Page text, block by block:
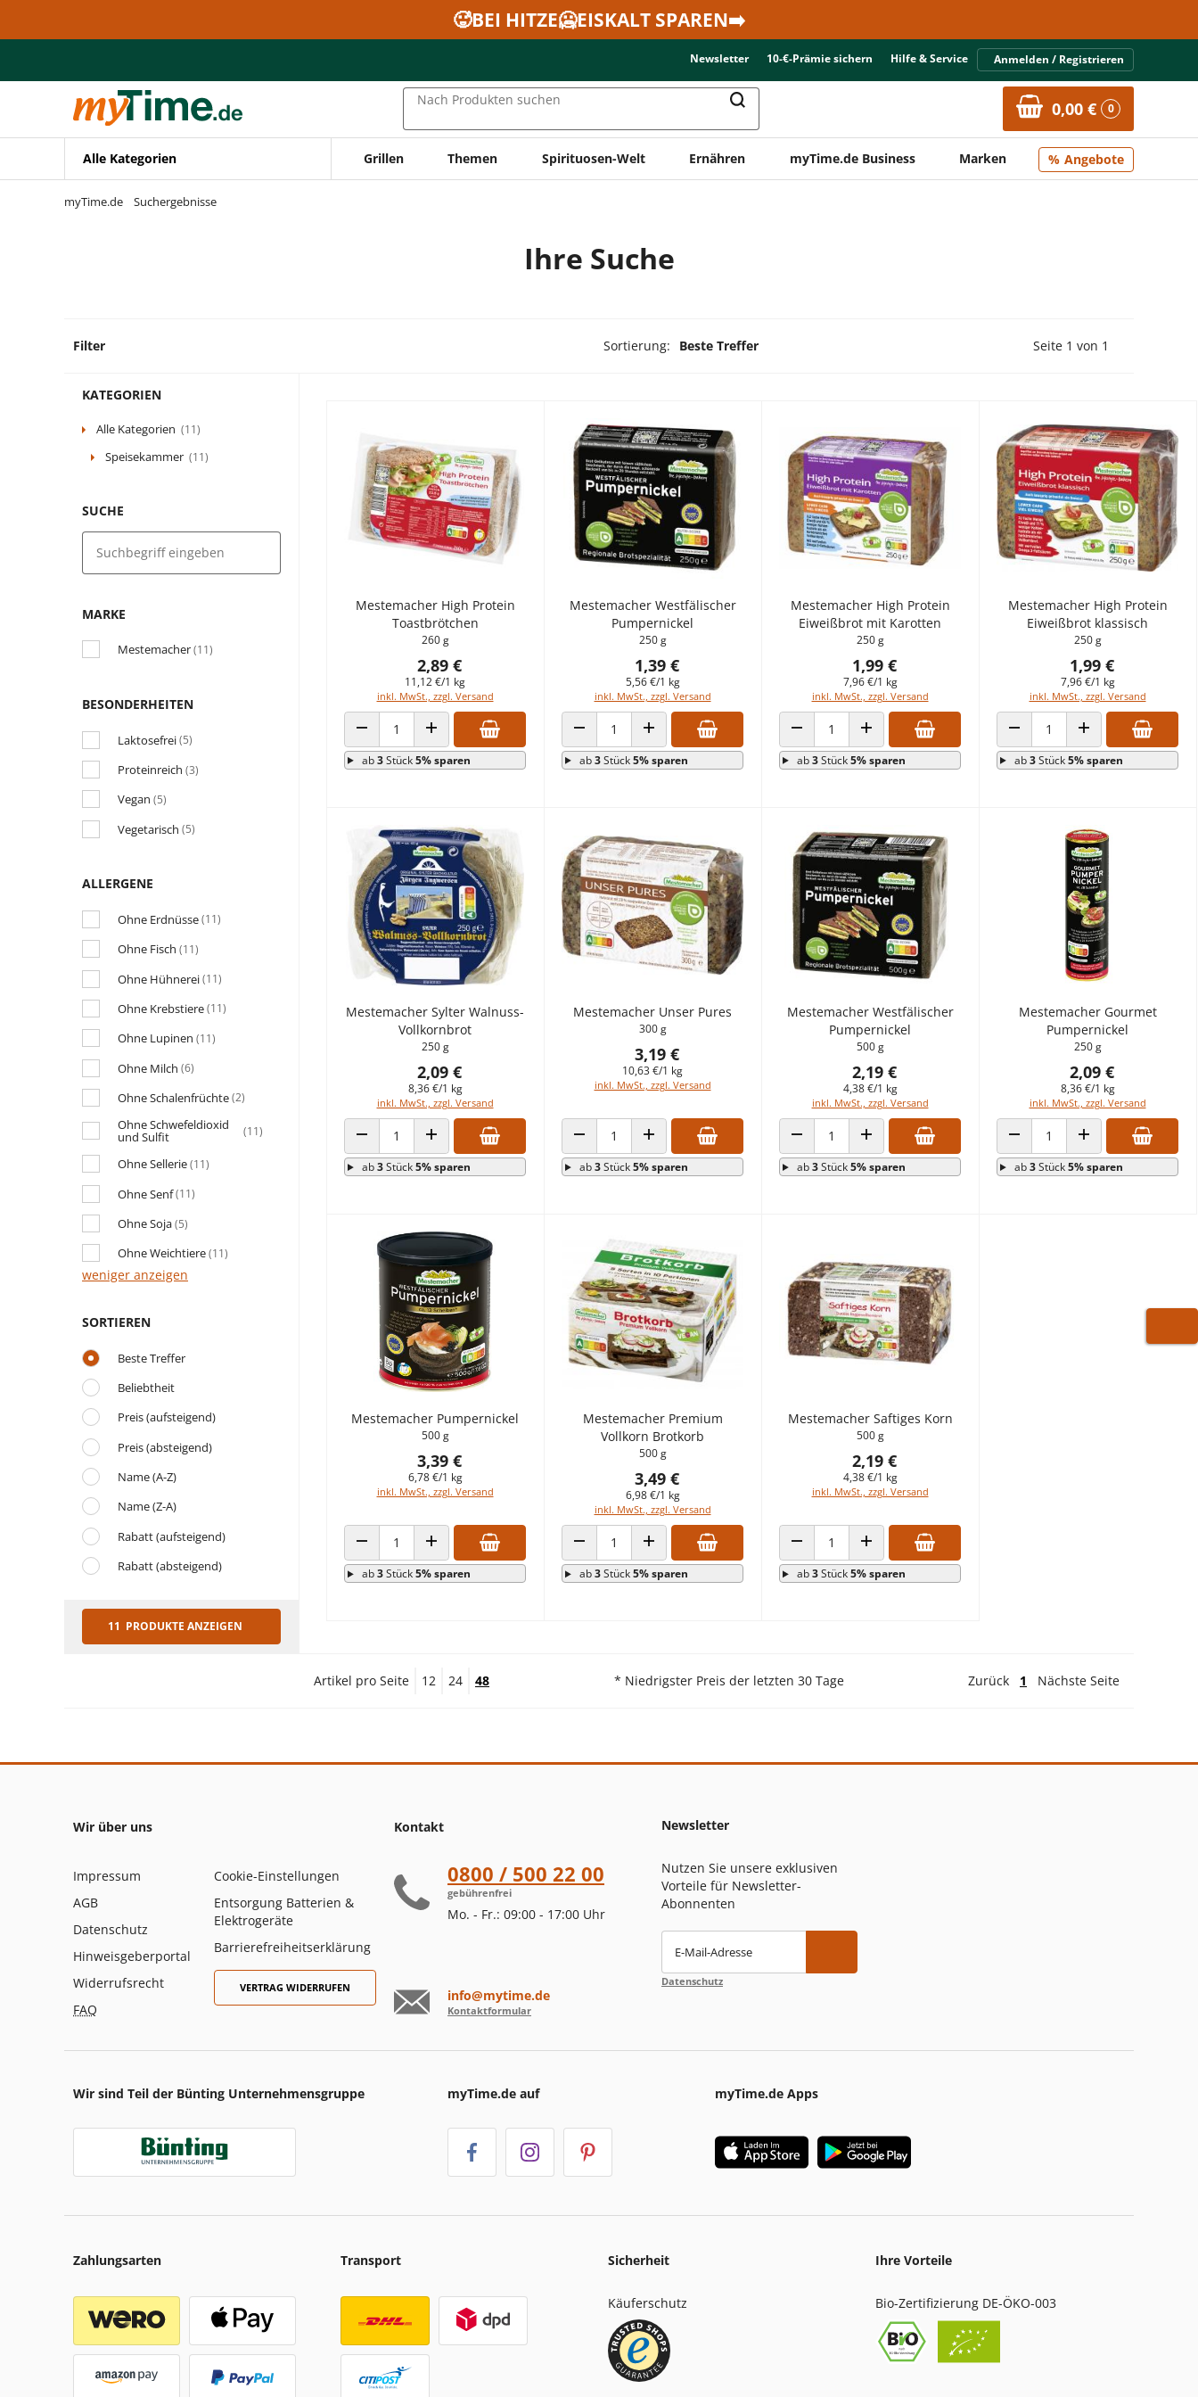
Zur Navigation springen
🥵BEI HITZE🥶EISKALT SPAREN➡️
Newsletter 10-€-Prämie sichern Hilfe & Service Anmelden / Registrieren
Nach Produkten suchen 0,00 € 0
Alle Kategorien Grillen Themen Spirituosen-Welt Ernähren myTime.de Business Marken Angebote
myTime.de Suchergebnisse
Ihre Suche
Filter Sortierung: Beste Treffer Vorherige Seite
Seite 1 von 1
KATEGORIEN
Alle Kategorien (11)
Speisekammer (11)
SUCHE
MARKE
Mestemacher(11)
BESONDERHEITEN
Laktosefrei(5)
Proteinreich (3)
Vegan (5)
Vegetarisch (5)
ALLERGENE
Ohne Erdnüsse(11)
Ohne Fisch (11)
Ohne Hühnerei(11)
Ohne Krebstiere(11)
Ohne Lupinen (11)
Ohne Milch (6)
Ohne Schalenfrüchte(2)
Ohne Schwefeldioxid
und Sulfit (11)
Ohne Sellerie(11)
Ohne Senf(11)
Ohne Soja(5)
Ohne Weichtiere(11)
weniger anzeigen
SORTIEREN
Beste Treffer
Beliebtheit
Preis (aufsteigend)
Preis (absteigend)
Name (A-Z)
Name (Z-A)
Rabatt (aufsteigend)
Rabatt (absteigend)
11 PRODUKTE ANZEIGEN
Mestemacher High Protein
Toastbrötchen
260 g
2,89 €
11,12 €/1 kg
inkl. MwSt., zzgl. Versand
ANZAHL VERRINGERNANZAHL ERHÖHEN
ab3Stück5% sparen
Mestemacher Westfälischer
Pumpernickel
250 g
1,39 €
5,56 €/1 kg
inkl. MwSt., zzgl. Versand
ANZAHL VERRINGERNANZAHL ERHÖHEN
ab3Stück5% sparen
Mestemacher High Protein
Eiweißbrot mit Karotten
250 g
1,99 €
7,96 €/1 kg
inkl. MwSt., zzgl. Versand
ANZAHL VERRINGERNANZAHL ERHÖHEN
ab3Stück5% sparen
Mestemacher High Protein
Eiweißbrot klassisch
250 g
1,99 €
7,96 €/1 kg
inkl. MwSt., zzgl. Versand
ANZAHL VERRINGERNANZAHL ERHÖHEN
ab3Stück5% sparen
Mestemacher Sylter Walnuss-
Vollkornbrot
250 g
2,09 €
8,36 €/1 kg
inkl. MwSt., zzgl. Versand
ANZAHL VERRINGERNANZAHL ERHÖHEN
ab3Stück5% sparen
Mestemacher Unser Pures
300 g
3,19 €
10,63 €/1 kg
inkl. MwSt., zzgl. Versand
ANZAHL VERRINGERNANZAHL ERHÖHEN
ab3Stück5% sparen
Mestemacher Westfälischer
Pumpernickel
500 g
2,19 €
4,38 €/1 kg
inkl. MwSt., zzgl. Versand
ANZAHL VERRINGERNANZAHL ERHÖHEN
ab3Stück5% sparen
Mestemacher Gourmet
Pumpernickel
250 g
2,09 €
8,36 €/1 kg
inkl. MwSt., zzgl. Versand
ANZAHL VERRINGERNANZAHL ERHÖHEN
ab3Stück5% sparen
Mestemacher Pumpernickel
500 g
3,39 €
6,78 €/1 kg
inkl. MwSt., zzgl. Versand
ANZAHL VERRINGERNANZAHL ERHÖHEN
ab3Stück5% sparen
Mestemacher Premium
Vollkorn Brotkorb
500 g
3,49 €
6,98 €/1 kg
inkl. MwSt., zzgl. Versand
ANZAHL VERRINGERNANZAHL ERHÖHEN
ab3Stück5% sparen
Mestemacher Saftiges Korn
500 g
2,19 €
4,38 €/1 kg
inkl. MwSt., zzgl. Versand
ANZAHL VERRINGERNANZAHL ERHÖHEN
ab3Stück5% sparen
Artikel pro Seite 12 24 48 * Niedrigster Preis der letzten 30 Tage Zurück 1 Nächste Seite
Wir über uns
Impressum
AGB
Datenschutz
Hinweisgeberportal
Widerrufsrecht
FAQ
Cookie-Einstellungen
Entsorgung Batterien &
Elektrogeräte
Barrierefreiheitserklärung
VERTRAG WIDERRUFEN
Kontakt
0800 / 500 22 00
gebührenfrei
Mo. - Fr.: 09:00 - 17:00 Uhr
info@mytime.de
Kontaktformular
Newsletter
Nutzen Sie unsere exklusiven
Vorteile für Newsletter-
Abonnenten
E-Mail-Adresse
Datenschutz
Wir sind Teil der Bünting Unternehmensgruppe myTime.de auf myTime.de Apps
Zahlungsarten Transport Sicherheit
Käuferschutz
Ihre Vorteile
Bio-Zertifizierung DE-ÖKO-003